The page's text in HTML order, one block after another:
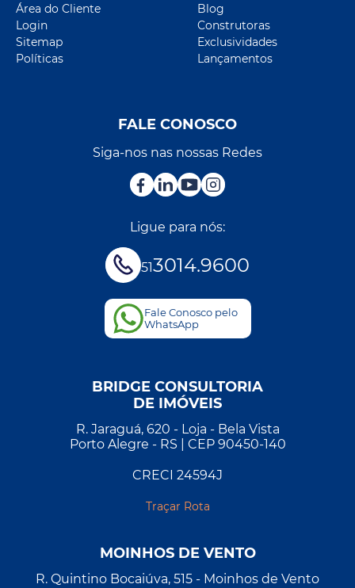
Área do Cliente
Login
Sitemap
Políticas
Blog
Construtoras
Exclusividades
Lançamentos
FALE CONOSCO
Siga-nos nas nossas Redes
Ligue para nós:
513014.9600
Fale Conosco pelo
WhatsApp
BRIDGE CONSULTORIA
DE IMÓVEIS
R. Jaraguá, 620 - Loja - Bela Vista
Porto Alegre - RS | CEP 90450-140
CRECI 24594J
Traçar Rota
MOINHOS DE VENTO
R. Quintino Bocaiúva, 515 - Moinhos de Vento